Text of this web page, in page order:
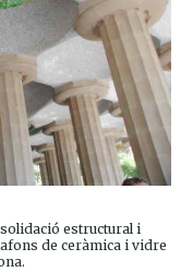
estructural i
de ceràmica i vidre